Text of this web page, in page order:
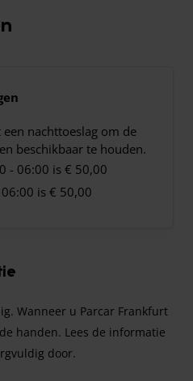
nachttoeslag om de
beschikbaar te houden.
- 06:00 is € 50,00
is € 50,00
Wanneer u Parcar Frankfurt
handen. Lees de informatie
door.